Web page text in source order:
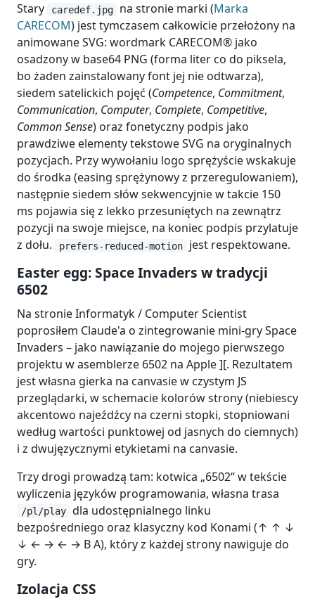
Stary caredef.jpg na stronie marki (Marka
CARECOM) jest tymczasem całkowicie przełożony na
animowane SVG: wordmark CARECOM® jako
osadzony w base64 PNG (forma liter co do piksela,
bo żaden zainstalowany font jej nie odtwarza),
siedem satelickich pojęć (Competence, Commitment,
Communication, Computer, Complete, Competitive,
Common Sense) oraz fonetyczny podpis jako
prawdziwe elementy tekstowe SVG na oryginalnych
pozycjach. Przy wywołaniu logo sprężyście wskakuje
do środka (easing sprężynowy z przeregulowaniem),
następnie siedem słów sekwencyjnie w takcie 150
ms pojawia się z lekko przesuniętych na zewnątrz
pozycji na swoje miejsce, na koniec podpis przylatuje
z dołu.
prefers-reduced-motion jest respektowane.
Easter egg: Space Invaders w tradycji
6502
Na stronie Informatyk / Computer Scientist
poprosiłem Claude'a o zintegrowanie mini-gry Space
Invaders – jako nawiązanie do mojego pierwszego
projektu w asemblerze 6502 na Apple ][. Rezultatem
jest własna gierka na canvasie w czystym JS
przeglądarki, w schemacie kolorów strony (niebiescy
akcentowo najeźdźcy na czerni stopki, stopniowani
według wartości punktowej od jasnych do ciemnych)
i z dwujęzycznymi etykietami na canvasie.
Trzy drogi prowadzą tam: kotwica „6502“ w tekście
wyliczenia języków programowania, własna trasa
/pl/play dla udostępnialnego linku
bezpośredniego oraz klasyczny kod Konami (↑ ↑ ↓
↓ ← → ← → B A), który z każdej strony nawiguje do
gry.
Izolacja CSS